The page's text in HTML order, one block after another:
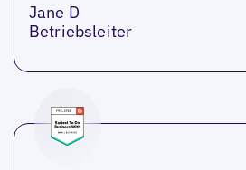
Jane D
Betriebsleiter